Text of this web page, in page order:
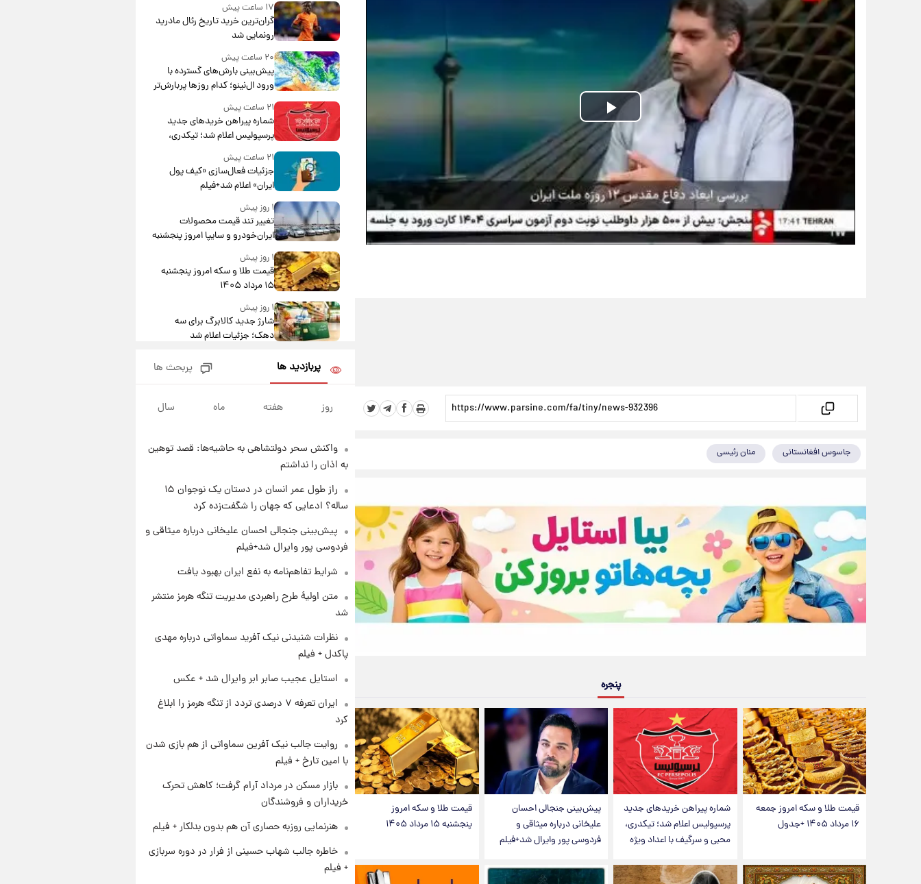
Play
Video
جاسوس افغانستانی منان رئیسی
پنجره
قیمت طلا و سکه امروز جمعه
۱۶ مرداد ۱۴۰۵ +جدول
شماره پیراهن خریدهای جدید
پرسپولیس اعلام شد؛ تیکدری،
محبی و سرگیف با اعداد ویژه
پیش‌بینی جنجالی احسان
علیخانی درباره میثاقی و
فردوسی پور وایرال شد+فیلم
قیمت طلا و سکه امروز
پنجشنبه ۱۵ مرداد ۱۴۰۵
۱۷ ساعت پیش
گران‌ترین خرید تاریخ رئال مادرید
رونمایی شد
۲۰ ساعت پیش
پیش‌بینی بارش‌های گسترده با
ورود ال‌نینو؛ کدام روزها پربارش‌تر
خواهند بود؟
۲۱ ساعت پیش
شماره پیراهن خریدهای جدید
پرسپولیس اعلام شد؛ تیکدری،
محبی و سرگیف با اعداد ویژه
۲۱ ساعت پیش
جزئیات فعال‌سازی «کیف پول
ایران» اعلام شد+فیلم
۱ روز پیش
تغییر تند قیمت محصولات
ایران‌خودرو و سایپا امروز پنجشنبه
۱۵ مرداد ۱۴۰۵ +جدول
۱ روز پیش
قیمت طلا و سکه امروز پنجشنبه
۱۵ مرداد ۱۴۰۵
۱ روز پیش
شارژ جدید کالابرگ برای سه
دهک؛ جزئیات اعلام شد
شرایط تازه فروش اقساطی سایپا
اعلام شد؛ شاهین، کوییک، اطلس،
سهند و ساینا با اقساط بلندمدت +
جدول۱ روز پیش
۱۴۰۵
۱ روز پیش
ماه ۱۴۰۵
پربازدید ها پربحث ها
روز هفته ماه سال
واکنش سحر دولتشاهی به حاشیه‌ها: قصد توهین
به اذان را نداشتم
راز طول عمر انسان در دستان یک نوجوان ۱۵
ساله؟ ادعایی که جهان را شگفت‌زده کرد
پیش‌بینی جنجالی احسان علیخانی درباره میثاقی و
فردوسی پور وایرال شد+فیلم
شرایط تفاهم‌نامه به نفع ایران بهبود یافت
متن اولیۀ طرح راهبردی مدیریت تنگه هرمز منتشر
شد
نظرات شنیدنی نیک آفرید سماواتی درباره مهدی
پاکدل + فیلم
استایل عجیب صابر ابر وایرال شد + عکس
ایران تعرفه ۷ درصدی تردد از تنگه هرمز را ابلاغ
کرد
روایت جالب نیک آفرین سماواتی از هم بازی شدن
با امین تارخ + فیلم
بازار مسکن در مرداد آرام گرفت؛ کاهش تحرک
خریداران و فروشندگان
هنرنمایی روزبه حصاری آن هم بدون بدلکار + فیلم
خاطره جالب شهاب حسینی از فرار در دوره سربازی
+ فیلم